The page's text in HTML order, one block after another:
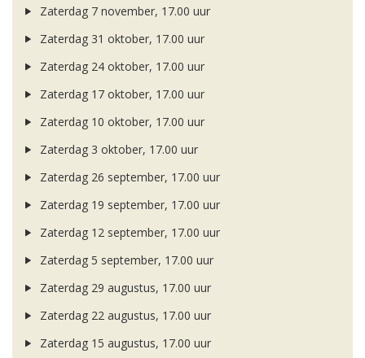
Zaterdag 7 november, 17.00 uur
Zaterdag 31 oktober, 17.00 uur
Zaterdag 24 oktober, 17.00 uur
Zaterdag 17 oktober, 17.00 uur
Zaterdag 10 oktober, 17.00 uur
Zaterdag 3 oktober, 17.00 uur
Zaterdag 26 september, 17.00 uur
Zaterdag 19 september, 17.00 uur
Zaterdag 12 september, 17.00 uur
Zaterdag 5 september, 17.00 uur
Zaterdag 29 augustus, 17.00 uur
Zaterdag 22 augustus, 17.00 uur
Zaterdag 15 augustus, 17.00 uur